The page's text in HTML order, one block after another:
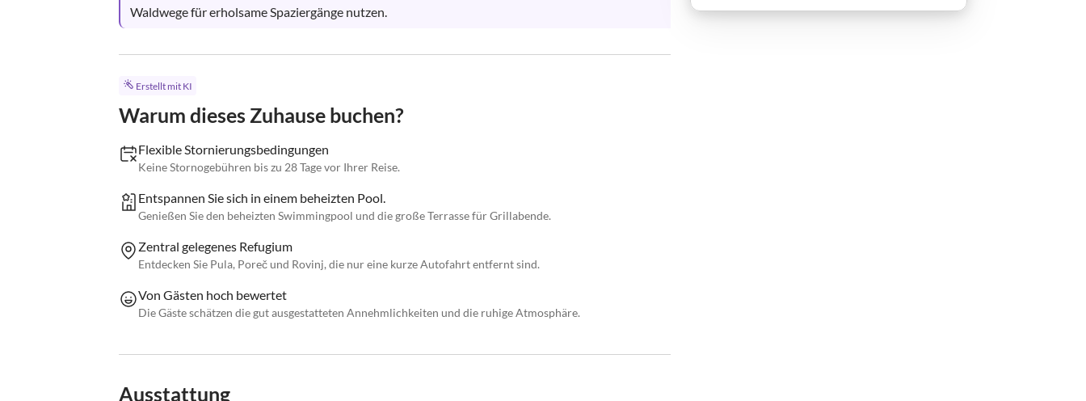
Waldwege für erholsame Spaziergänge nutzen.
Erstellt mit KI
Warum dieses Zuhause buchen?
Flexible Stornierungsbedingungen
Keine Stornogebühren bis zu 28 Tage vor Ihrer Reise.
Entspannen Sie sich in einem beheizten Pool.
Genießen Sie den beheizten Swimmingpool und die große Terrasse für Grillabende.
Zentral gelegenes Refugium
Entdecken Sie Pula, Poreč und Rovinj, die nur eine kurze Autofahrt entfernt sind.
Von Gästen hoch bewertet
Die Gäste schätzen die gut ausgestatteten Annehmlichkeiten und die ruhige Atmosphäre.
Ausstattung